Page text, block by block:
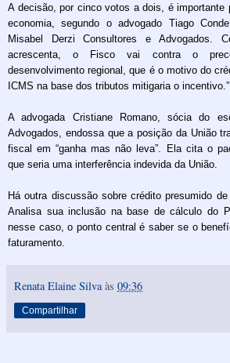
A decisão, por cinco votos a dois, é importante
economia, segundo o advogado Tiago
Misabel Derzi Consultores e Advogados.
acrescenta, o Fisco vai contra o
desenvolvimento regional, que é o motivo do
ICMS na base dos tributos mitigaria o incentivo.”
A advogada Cristiane Romano, sócia do
Advogados, endossa que a posição da União
fiscal em “ganha mas não leva”. Ela cita o
que seria uma interferência indevida da União.
Há outra discussão sobre crédito presumido
Analisa sua inclusão na base de cálculo do
nesse caso, o ponto central é saber se o
faturamento.
Renata Elaine Silva às 09:36
Compartilhar